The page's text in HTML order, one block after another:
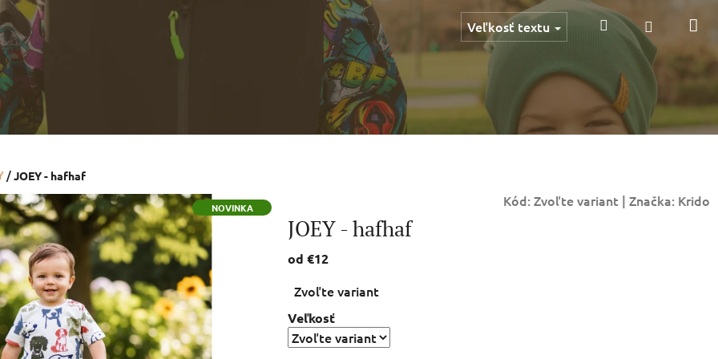
Veľkosť textu Hľadať
/JOEY - hafhaf
NOVINKA Kód:Zvoľte variant | Značka: Krido
JOEY - hafhaf
od €12
cena:
Zvoľte variant
Veľkosť